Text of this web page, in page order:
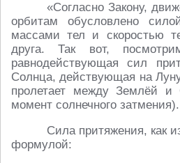
«Согласно Закону,
орбитам обусловлено
массами тел и скоростью
друга. Так вот,
равнодействующая сил
Солнца, действующая на
пролетает между Землёй
момент солнечного затмения).
Сила притяжения, как
формулой: